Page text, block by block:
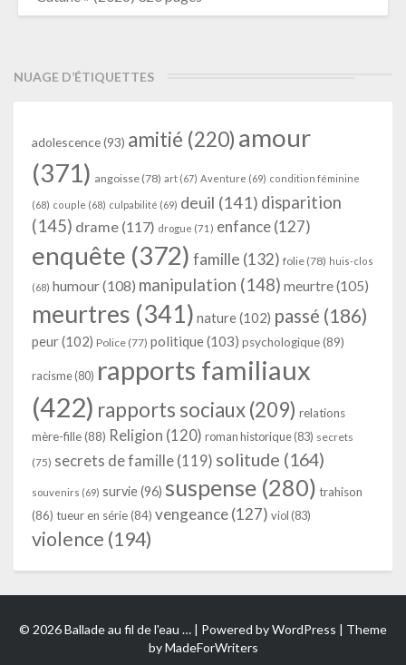
NUAGE D’ÉTIQUETTES
adolescence(93) amitié (220) amour
(371) angoisse (78) art (67) Aventure (69) condition féminine
(68) couple (68) culpabilité (69) deuil (141) disparition
(145) drame (117) drogue (71) enfance(127)
enquête (372) famille (132) folie (78) huis-clos
(68) humour(108) manipulation (148) meurtre(105)
meurtres (341) nature(102) passé (186)
peur(102) Police (77) politique(103) psychologique(89)
racisme (80) rapports familiaux
(422) rapports sociaux(209) relations
mère-fille(88) Religion (120) roman historique(83) secrets
(75) secrets de famille (119) solitude (164)
souvenirs (69) survie(96) suspense (280) trahison
(86) tueur en série(84) vengeance(127) viol (83)
violence (194)
© 2026 Ballade au fil de l'eau … | Powered byWordPress | Theme
byMadeForWriters